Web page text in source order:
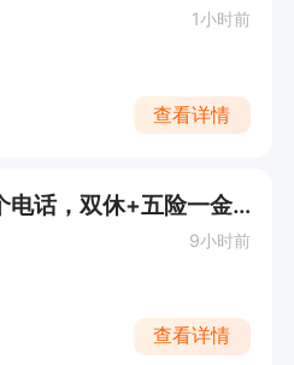
1小时前
查看详情
电话销售（每天20个电话，双休+五险一金）
9小时前
查看详情